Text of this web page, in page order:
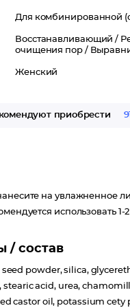
Для комбинированной
Восстанавливающий /
очищения пор /
Женский
приобрести
на увлажненное
использовать
/ состав
powder, silica,
acid, urea,
castor oil, potassium